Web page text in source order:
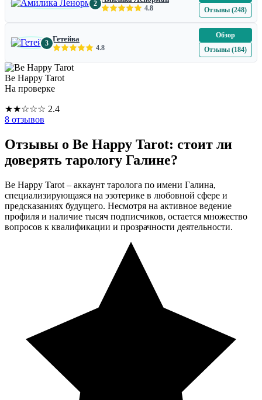
2
4.8
Отзывы (248)
3 Гетейва
4.8
Обзор
Отзывы (184)
Be Happy Tarot
На проверке
★★☆☆☆ 2.4
8 отзывов
Отзывы о Be Happy Tarot: стоит ли
доверять тарологу Галине?
Be Happy Tarot – аккаунт таролога по имени Галина,
специализирующаяся на эзотерике в любовной сфере и
предсказаниях будущего. Несмотря на активное ведение
профиля и наличие тысяч подписчиков, остается множество
вопросов к квалификации и прозрачности деятельности.